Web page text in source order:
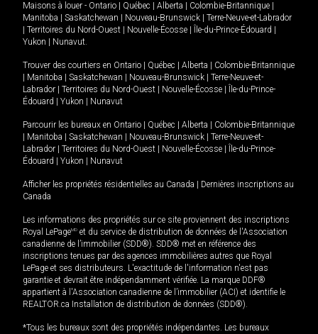
Maisons à louer - Ontario Québec Alberta Colombie-Britannique
Manitoba
Saskatchewan Nouveau-Brunswick
Terre-Neuve-et-Labrador
Territoires du Nord-Ouest Nouvelle-Écosse Île-du-Prince-Édouard
Yukon
Nunavut.
Trouver des courtiers en Ontario Québec Alberta
Colombie-Britannique
Manitoba Saskatchewan Nouveau-Brunswick
Terre-Neuve-et-
Labrador
Territoires du Nord-Ouest Nouvelle-Écosse
Île-du-Prince-
Édouard
Yukon Nunavut
Parcourir les bureaux en Ontario Québec Alberta
Colombie-Britannique
Manitoba Saskatchewan Nouveau-Brunswick
Terre-Neuve-et-
Labrador
Territoires du Nord-Ouest Nouvelle-Écosse
Île-du-Prince-
Édouard
Yukon Nunavut
Afficher les propriétés résidentielles au Canada
Dernières inscriptions au
Canada
Les informations des propriétés sur ce site proviennent des inscriptions
Royal LePageMD et du service de distribution de données de l'Association
canadienne de l’immobilier (SDD®). SDD® met en référence des
inscriptions tenues par des agences immobilières autres que Royal
LePage et ses distributeurs. L'exactitude de l'information n'est pas
garantie et devrait être indépendamment vérifiée. La marque DDF®
appartient à l'Association canadienne de l’immobilier (ACI) et identifie le
REALTOR.ca Installation de distribution de données (SDD®).
*Tous les bureaux sont des propriétés indépendantes. Les bureaux